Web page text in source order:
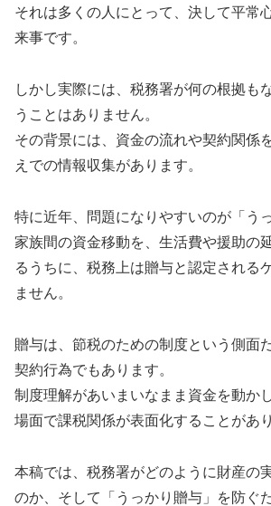
それは多くの人にとって、決して平常
来事です。
しかし実際には、税務署が何の根拠も
うことはありません。
その背景には、資金の流れや契約関係
えでの情報収集があります。
特に近年、問題になりやすいのが「う
家族間の資金移動を、生活費や援助の
るうちに、税務上は贈与と認定される
ません。
贈与は、節税のための制度という側面
契約行為でもあります。
制度理解があいまいなまま資金を動か
場面で課税関係が表面化することがあ
本稿では、税務署がどのように財産の
のか、そして「うっかり贈与」を防ぐ